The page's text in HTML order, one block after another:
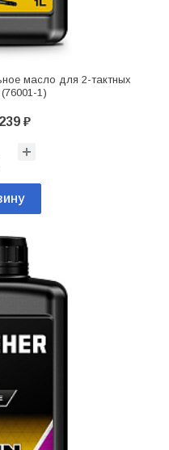
масло для 2-тактных
1)
₽